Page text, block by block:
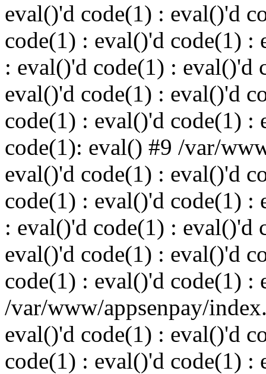
eval()'d code(1) : eval()'d
code(1) : eval()'d code(1) :
: eval()'d code(1) : eval()'d
eval()'d code(1) : eval()'d
code(1) : eval()'d code(1) :
code(1): eval() #9 /var/
eval()'d code(1) : eval()'d
code(1) : eval()'d code(1) :
: eval()'d code(1) : eval()'d
eval()'d code(1) : eval()'d
code(1) : eval()'d code(1) :
/var/www/appsenpay/
eval()'d code(1) : eval()'d
code(1) : eval()'d code(1) :